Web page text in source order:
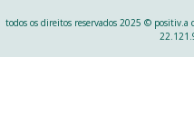
todos os direitos reservados 2025 © positiv.a